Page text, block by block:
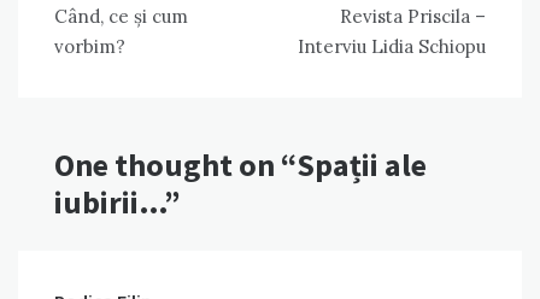
navigation
Când, ce și cum
vorbim?
Revista Priscila –
Interviu Lidia Schiopu
One thought on “Spații ale
iubirii…”